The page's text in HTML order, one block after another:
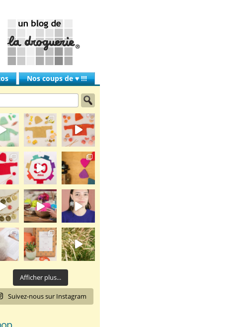
Nos coups de ♥ !!!
Afficher plus...
Suivez-nous sur Instagram